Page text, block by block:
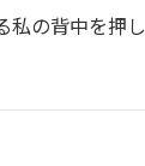
の背中を押